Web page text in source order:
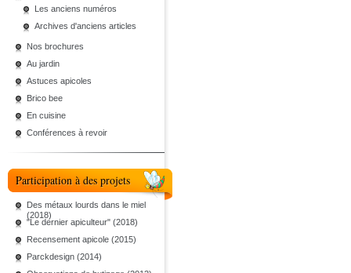
Les anciens numéros
Archives d'anciens articles
Nos brochures
Au jardin
Astuces apicoles
Brico bee
En cuisine
Conférences à revoir
Participation à des projets
Des métaux lourds dans le miel
(2018)
"Le dernier apiculteur" (2018)
Recensement apicole (2015)
Parckdesign (2014)